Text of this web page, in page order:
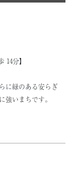
14分】
に緑のある安らぎ
強いまちです。